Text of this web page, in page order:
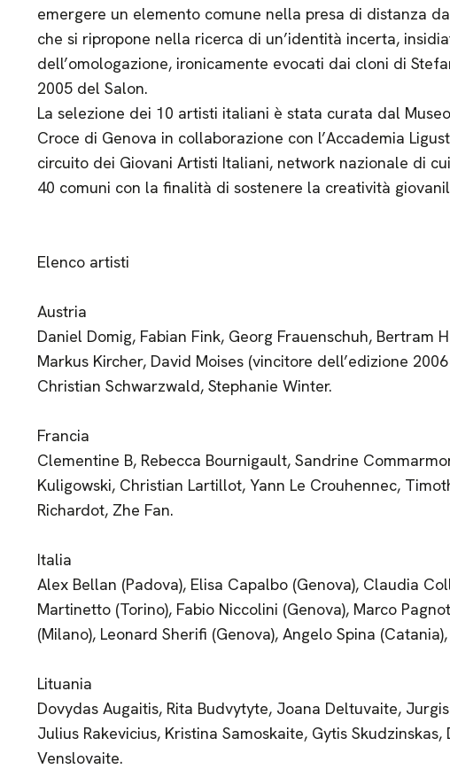
emergere un elemento comune nella presa di distanza
che si ripropone nella ricerca di un’identità incerta,
dell’omologazione, ironicamente evocati dai cloni di
2005 del Salon.
La selezione dei 10 artisti italiani è stata curata dal
Croce di Genova in collaborazione con l’Accademia
circuito dei Giovani Artisti Italiani, network nazionale di
40 comuni con la finalità di sostenere la creatività
Elenco artisti
Austria
Daniel Domig, Fabian Fink, Georg Frauenschuh, Bertram
Markus Kircher, David Moises (vincitore dell’edizione
Christian Schwarzwald, Stephanie Winter.
Francia
Clementine B, Rebecca Bournigault, Sandrine
Kuligowski, Christian Lartillot, Yann Le Crouhennec,
Richardot, Zhe Fan.
Italia
Alex Bellan (Padova), Elisa Capalbo (Genova), Claudia
Martinetto (Torino), Fabio Niccolini (Genova), Marco
(Milano), Leonard Sherifi (Genova), Angelo Spina
Lituania
Dovydas Augaitis, Rita Budvytyte, Joana Deltuvaite,
Julius Rakevicius, Kristina Samoskaite, Gytis
Venslovaite.